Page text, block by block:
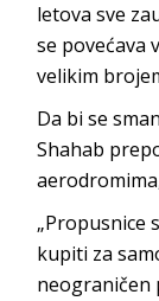
letova sve
se povećava
velikim
Da bi se
Shahab
„Propusnice
kupiti za
neograničen